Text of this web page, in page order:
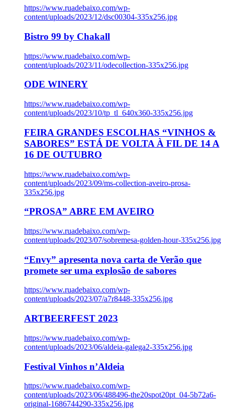
https://www.ruadebaixo.com/wp-
content/uploads/2023/12/dsc00304-335x256.jpg
Bistro 99 by Chakall
https://www.ruadebaixo.com/wp-
content/uploads/2023/11/odecollection-335x256.jpg
ODE WINERY
https://www.ruadebaixo.com/wp-
content/uploads/2023/10/tp_tl_640x360-335x256.jpg
FEIRA GRANDES ESCOLHAS “VINHOS &
SABORES” ESTÁ DE VOLTA À FIL DE 14 A
16 DE OUTUBRO
https://www.ruadebaixo.com/wp-
content/uploads/2023/09/ms-collection-aveiro-prosa-
335x256.jpg
“PROSA” ABRE EM AVEIRO
https://www.ruadebaixo.com/wp-
content/uploads/2023/07/sobremesa-golden-hour-335x256.jpg
“Envy” apresenta nova carta de Verão que
promete ser uma explosão de sabores
https://www.ruadebaixo.com/wp-
content/uploads/2023/07/a7r8448-335x256.jpg
ARTBEERFEST 2023
https://www.ruadebaixo.com/wp-
content/uploads/2023/06/aldeia-galega2-335x256.jpg
Festival Vinhos n’Aldeia
https://www.ruadebaixo.com/wp-
content/uploads/2023/06/488496-the20spot20pt_04-5b72a6-
original-1686744290-335x256.jpg